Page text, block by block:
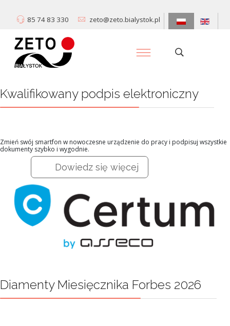
85 74 83 330 zeto@zeto.bialystok.pl
Kwalifikowany podpis elektroniczny
Zmień swój smartfon w nowoczesne urządzenie do pracy i podpisuj wszystkie
dokumenty szybko i wygodnie.
Dowiedz się więcej
Diamenty Miesięcznika Forbes 2026